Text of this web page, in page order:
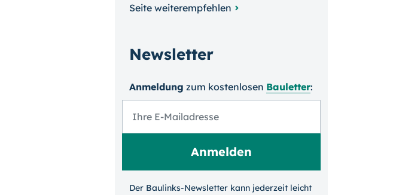
Seite weiterempfehlen
Newsletter
Anmeldung zum kosten­losen Bauletter:
Der Baulinks-Newsletter kann jeder­zeit leicht